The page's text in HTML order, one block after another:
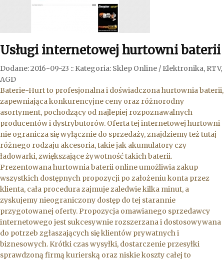
Usługi internetowej hurtowni baterii
Dodane: 2016-09-23 :: Kategoria: Sklep Online / Elektronika, RTV,
AGD
Baterie-Hurt to profesjonalna i doświadczona hurtownia baterii,
zapewniająca konkurencyjne ceny oraz różnorodny
asortyment, pochodzący od najlepiej rozpoznawalnych
producentów i dystrybutorów. Oferta tej internetowej hurtowni
nie ogranicza się wyłącznie do sprzedaży, znajdziemy też tutaj
różnego rodzaju akcesoria, takie jak akumulatory czy
ładowarki, zwiększające żywotność takich baterii.
Prezentowana hurtownia baterii online umożliwia zakup
wszystkich dostępnych propozycji po założeniu konta przez
klienta, cała procedura zajmuje zaledwie kilka minut, a
zyskujemy nieograniczony dostęp do tej starannie
przygotowanej oferty. Propozycja omawianego sprzedawcy
internetowego jest sukcesywnie rozszerzana i dostosowywana
do potrzeb zgłaszających się klientów prywatnych i
biznesowych. Krótki czas wysyłki, dostarczenie przesyłki
sprawdzoną firmą kurierską oraz niskie koszty całej to